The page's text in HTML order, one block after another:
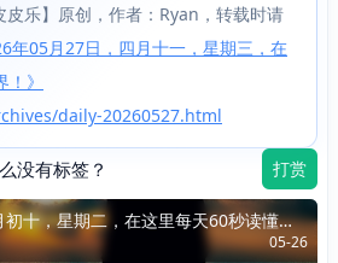
乐】原创，作者：Ryan，转载时请
年05月27日，四月十一，星期三，在
》
daily-20260527.html
没有标签？ 打赏
十，星期二，在这里每天60秒读懂世
05-26